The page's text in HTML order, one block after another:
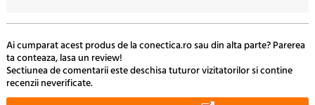
Ai cumparat acest produs de la conectica.ro sau din alta parte? Parerea
ta conteaza, lasa un review!
Sectiunea de comentarii este deschisa tuturor vizitatorilor si contine
recenzii neverificate.